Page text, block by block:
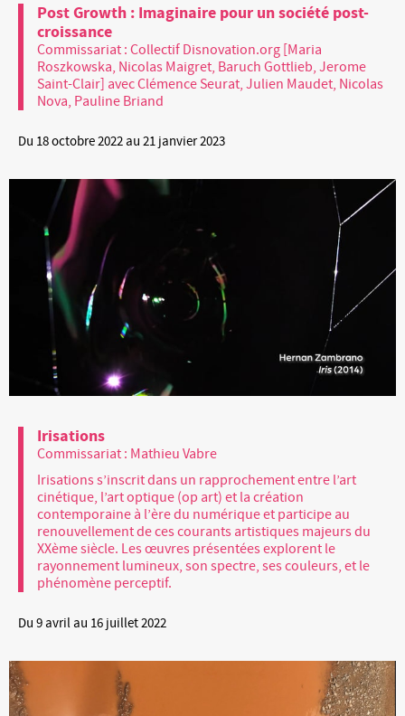
Post Growth : Imaginaire pour un société post-
croissance
Commissariat : Collectif Disnovation.org [Maria
Roszkowska, Nicolas Maigret, Baruch Gottlieb, Jerome
Saint-Clair] avec Clémence Seurat, Julien Maudet, Nicolas
Nova, Pauline Briand
Du 18 octobre 2022 au 21 janvier 2023
Irisations
Commissariat : Mathieu Vabre
Irisations s’inscrit dans un rapprochement entre l’art
cinétique, l’art optique (op art) et la création
contemporaine à l’ère du numérique et participe au
renouvellement de ces courants artistiques majeurs du
XXème siècle. Les œuvres présentées explorent le
rayonnement lumineux, son spectre, ses couleurs, et le
phénomène perceptif.
Du 9 avril au 16 juillet 2022